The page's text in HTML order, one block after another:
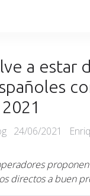
a estar
Posted
24/06/2021
directos a buen